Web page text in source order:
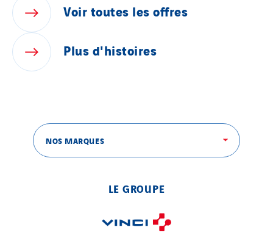
Voirtoutes lesoffres
Plusd'histoires
NOS MARQUES
LE GROUPE